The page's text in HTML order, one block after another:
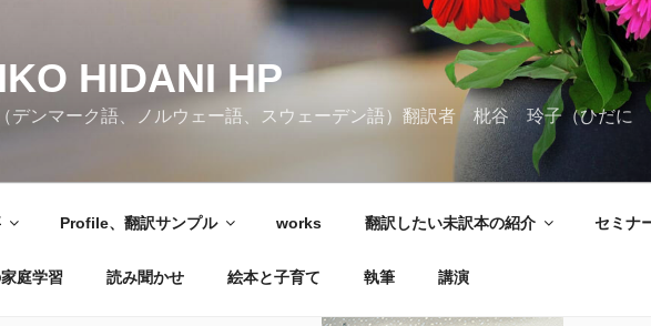
HIDANI HP
デンマーク語、ノルウェー語、スウェーデン語）翻訳者 枇谷 玲子（ひだに
Profile、翻訳サンプル works 翻訳したい未訳本の紹介 セミナ
庭学習 読み聞かせ 絵本と子育て 執筆 講演